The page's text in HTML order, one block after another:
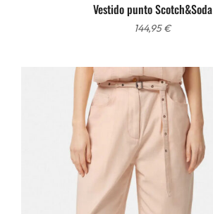
Vestido punto Scotch&Soda
144,95€